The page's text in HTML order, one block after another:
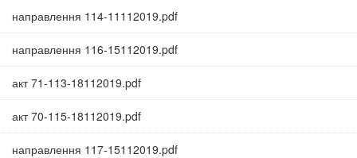
направлення 114-11112019.pdf
направлення 116-15112019.pdf
акт 71-113-18112019.pdf
акт 70-115-18112019.pdf
направлення 117-15112019.pdf